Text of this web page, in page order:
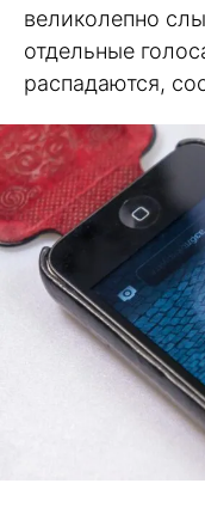
великолепно
отдельные
распадаются,